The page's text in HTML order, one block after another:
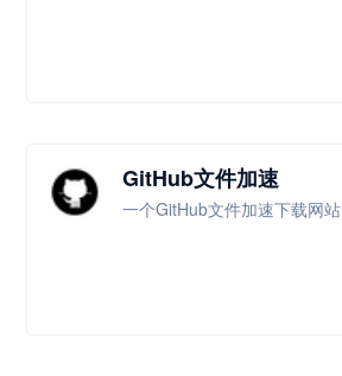
GitHub文件加速
一个GitHub文件加速下载网站